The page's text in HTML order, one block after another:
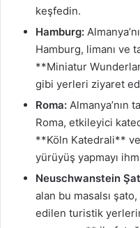
keşfedin.
Hamburg:
Hamburg, limanı ve
**Miniatur
gibi yerleri ziyaret
Roma: Almanya’nın
Roma, etkileyici
**Köln Katedrali**
yürüyüş yapmayı
Neuschwanstein
alan bu masalsı
edilen turistik